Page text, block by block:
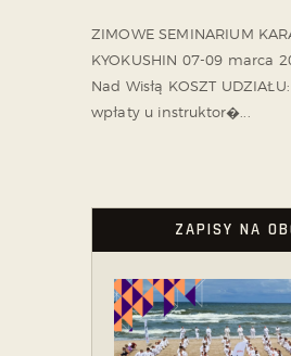
ZIMOWE SEMINARIUM
KYOKUSHIN 07-09 marca
Nad Wisłą KOSZT
wpłaty u instruktor�...
ZAPISY NA